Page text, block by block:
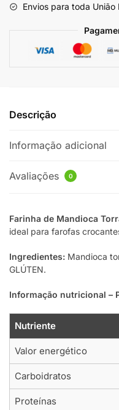
Envios para toda União
Descrição
Informação adicional
Avaliações 0
Farinha de Mandioca
ideal para farofas
Ingredientes: Mandioca
GLÚTEN.
Informação nutricional –
Nutriente
Valor energético
Carboidratos
Proteínas